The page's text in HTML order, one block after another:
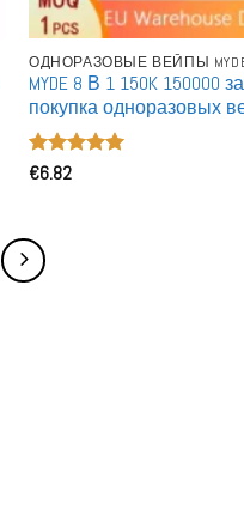
ОДНОРАЗОВЫЕ ВЕЙПЫ
MYDE 8 В 1 150K 150000
покупка одноразовых
европейского склада опт
Оценка
€6.82